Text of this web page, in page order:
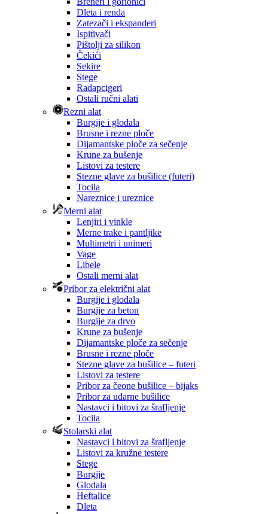
Dleta i renda
Zatezači i ekspanderi
Ispitivači
Pištolji za silikon
Čekići
Sekire
Stege
Radapcigeri
Ostali ručni alati
Rezni alat
Burgije i glodala
Brusne i rezne ploče
Dijamantske ploče za sečenje
Krune za bušenje
Listovi za testere
Stezne glave za bušilice (futeri)
Tocila
Nareznice i ureznice
Merni alat
Lenjiri i vinkle
Merne trake i pantljike
Multimetri i unimeri
Vage
Libele
Ostali merni alat
Pribor za električni alat
Burgije i glodala
Burgije za beton
Burgije za drvo
Krune za bušenje
Dijamantske ploče za sečenje
Brusne i rezne ploče
Stezne glave za bušilice – futeri
Listovi za testere
Pribor za čeone bušilice – bijaks
Pribor za udarne bušilice
Nastavci i bitovi za šrafljenje
Tocila
Stolarski alat
Nastavci i bitovi za šrafljenje
Listovi za kružne testere
Stege
Burgije
Glodala
Heftalice
Dleta